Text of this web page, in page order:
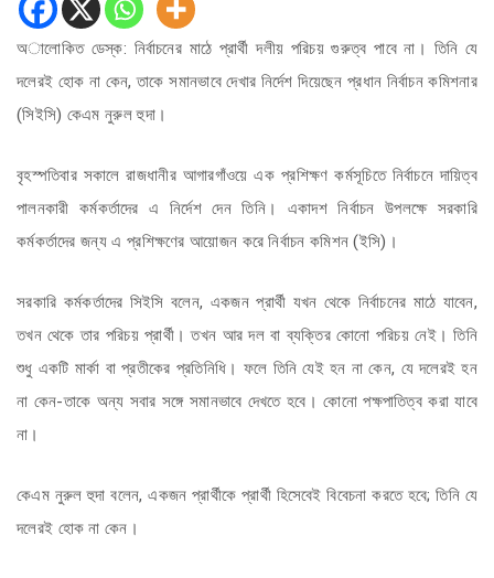
অালোকিত ডেস্ক: নির্বাচনের মাঠে প্রার্থী দলীয় পরিচয় গুরুত্ব পাবে না। তিনি যে
দলেরই হোক না কেন, তাকে সমানভাবে দেখার নির্দেশ দিয়েছেন প্রধান নির্বাচন কমিশনার
(সিইসি) কেএম নুরুল হুদা।
বৃহস্পতিবার সকালে রাজধানীর আগারগাঁওয়ে এক প্রশিক্ষণ কর্মসূচিতে নির্বাচনে দায়িত্ব
পালনকারী কর্মকর্তাদের এ নির্দেশ দেন তিনি। একাদশ নির্বাচন উপলক্ষে সরকারি
কর্মকর্তাদের জন্য এ প্রশিক্ষণের আয়োজন করে নির্বাচন কমিশন (ইসি)।
সরকারি কর্মকর্তাদের সিইসি বলেন, একজন প্রার্থী যখন থেকে নির্বাচনের মাঠে যাবেন,
তখন থেকে তার পরিচয় প্রার্থী। তখন আর দল বা ব্যক্তির কোনো পরিচয় নেই। তিনি
শুধু একটি মার্কা বা প্রতীকের প্রতিনিধি। ফলে তিনি যেই হন না কেন, যে দলেরই হন
না কেন-তাকে অন্য সবার সঙ্গে সমানভাবে দেখতে হবে। কোনো পক্ষপাতিত্ব করা যাবে
না।
কেএম নুরুল হুদা বলেন, একজন প্রার্থীকে প্রার্থী হিসেবেই বিবেচনা করতে হবে; তিনি যে
দলেরই হোক না কেন।